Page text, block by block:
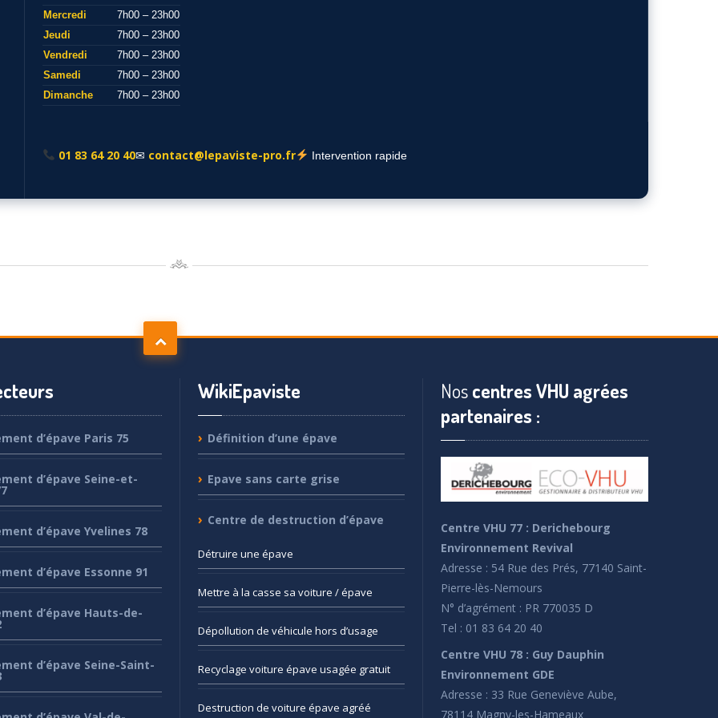
Mercredi
7h00 – 23h00
Jeudi
7h00 – 23h00
Vendredi
7h00 – 23h00
Samedi
7h00 – 23h00
Dimanche
7h00 – 23h00
01 83 64 20 40✉ contact@lepaviste-pro.fr Intervention rapide
d’épave Paris 75
d’épave Seine-et-
d’épave Yvelines 78
d’épave Essonne 91
d’épave Hauts-de-
d’épave Seine-Saint-
WikiEpaviste
Définition d’une épave
Epave sans carte grise
Centre de destruction d’épave
Détruire une épave
Mettre à la casse sa voiture / épave
Dépollution de véhicule hors d’usage
Recyclage voiture épave usagée gratuit
Destruction de voiture épave agréé
Noscentres VHU agrées
partenaires :
Centre VHU 77 : Derichebourg
Environnement Revival
Adresse : 54 Rue des Prés, 77140 Saint-
Pierre-lès-Nemours
N° d’agrément : PR 770035 D
Tel : 01 83 64 20 40
Centre VHU 78 : Guy Dauphin
Environnement GDE
Adresse : 33 Rue Geneviève Aube,
78114 Magny-les-Hameaux